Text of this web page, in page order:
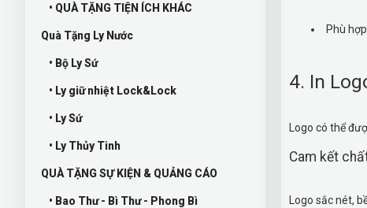
• QUÀ TẶNG TIỆN ÍCH KHÁC
Quà Tặng Ly Nước
• Bộ Ly Sứ
• Ly giữ nhiệt Lock&Lock
• Ly Sứ
• Ly Thủy Tinh
QUÀ TẶNG SỰ KIỆN & QUẢNG CÁO
• Bao Thư - Bì Thư - Phong Bì
Phù
4. In
Logo có thể
Cam kết
Logo sắc nét,